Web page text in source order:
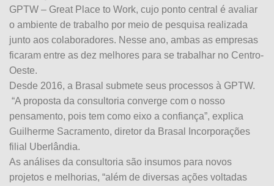
GPTW – Great Place to Work, cujo ponto central é avaliar
o ambiente de trabalho por meio de pesquisa realizada
junto aos colaboradores. Nesse ano, ambas as empresas
ficaram entre as dez melhores para se trabalhar no Centro-
Oeste.
Desde 2016, a Brasal submete seus processos à GPTW.
“A proposta da consultoria converge com o nosso
pensamento, pois tem como eixo a confiança”, explica
Guilherme Sacramento, diretor da Brasal Incorporações
filial Uberlândia.
As análises da consultoria são insumos para novos
projetos e melhorias, “além de diversas ações voltadas